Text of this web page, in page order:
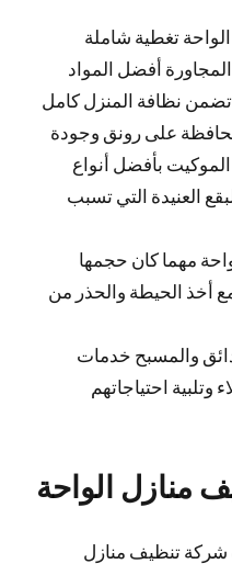
تغطية شاملة
أفضل المواد
تضمن نظافة المنزل كامل
على رونق وجودة
بأفضل أنواع
العنيدة التي تسبب
مهما كان حجمها
أخذ الحيطة والحذر من
والمسبح خدمات
وتلبية احتياجاتهم
منازل الواحة
تنظيف منازل